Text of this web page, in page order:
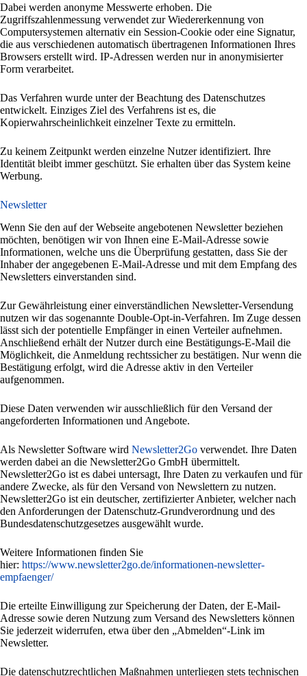
Dabei werden anonyme Messwerte erhoben. Die
Zugriffszahlenmessung verwendet zur Wiedererkennung von
Computersystemen alternativ ein Session-Cookie oder eine Signatur,
die aus verschiedenen automatisch übertragenen Informationen Ihres
Browsers erstellt wird. IP-Adressen werden nur in anonymisierter
Form verarbeitet.
Das Verfahren wurde unter der Beachtung des Datenschutzes
entwickelt. Einziges Ziel des Verfahrens ist es, die
Kopierwahrscheinlichkeit einzelner Texte zu ermitteln.
Zu keinem Zeitpunkt werden einzelne Nutzer identifiziert. Ihre
Identität bleibt immer geschützt. Sie erhalten über das System keine
Werbung.
Newsletter
Wenn Sie den auf der Webseite angebotenen Newsletter beziehen
möchten, benötigen wir von Ihnen eine E-Mail-Adresse sowie
Informationen, welche uns die Überprüfung gestatten, dass Sie der
Inhaber der angegebenen E-Mail-Adresse und mit dem Empfang des
Newsletters einverstanden sind.
Zur Gewährleistung einer einverständlichen Newsletter-Versendung
nutzen wir das sogenannte Double-Opt-in-Verfahren. Im Zuge dessen
lässt sich der potentielle Empfänger in einen Verteiler aufnehmen.
Anschließend erhält der Nutzer durch eine Bestätigungs-E-Mail die
Möglichkeit, die Anmeldung rechtssicher zu bestätigen. Nur wenn die
Bestätigung erfolgt, wird die Adresse aktiv in den Verteiler
aufgenommen.
Diese Daten verwenden wir ausschließlich für den Versand der
angeforderten Informationen und Angebote.
Als Newsletter Software wird Newsletter2Go verwendet. Ihre Daten
werden dabei an die Newsletter2Go GmbH übermittelt.
Newsletter2Go ist es dabei untersagt, Ihre Daten zu verkaufen und für
andere Zwecke, als für den Versand von Newslettern zu nutzen.
Newsletter2Go ist ein deutscher, zertifizierter Anbieter, welcher nach
den Anforderungen der Datenschutz-Grundverordnung und des
Bundesdatenschutzgesetzes ausgewählt wurde.
Weitere Informationen finden Sie
hier: https://www.newsletter2go.de/informationen-newsletter-
empfaenger/
Die erteilte Einwilligung zur Speicherung der Daten, der E-Mail-
Adresse sowie deren Nutzung zum Versand des Newsletters können
Sie jederzeit widerrufen, etwa über den „Abmelden“-Link im
Newsletter.
Die datenschutzrechtlichen Maßnahmen unterliegen stets technischen